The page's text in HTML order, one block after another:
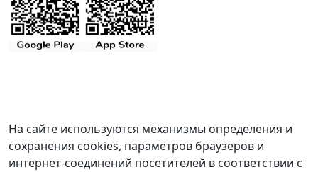
На сайте используются механизмы определения и
сохранения cookies, параметров браузеров и
интернет-соединений посетителей в соответствии с